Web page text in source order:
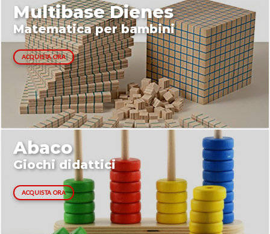
Multibase Dienes
Matematica per bambini
ACQUISTA ORA
Abaco
Giochi didattici
ACQUISTA ORA